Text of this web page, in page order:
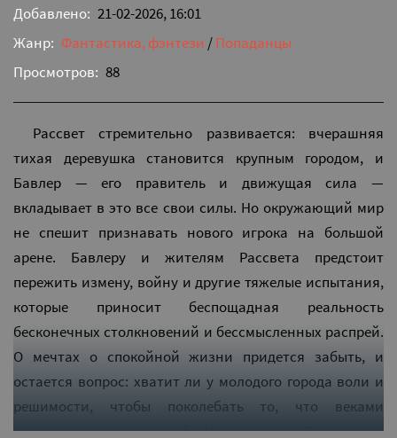
Добавлено: 21-02-2026, 16:01
Жанр: Фантастика, фэнтези /Попаданцы
Просмотров: 88
Рассвет стремительно развивается: вчерашняя
тихая деревушка становится крупным городом, и
Бавлер — его правитель и движущая сила —
вкладывает в это все свои силы. Но окружающий мир
не спешит признавать нового игрока на большой
арене. Бавлеру и жителям Рассвета предстоит
пережить измену, войну и другие тяжелые испытания,
которые приносит беспощадная реальность
бесконечных столкновений и бессмысленных распрей.
О мечтах о спокойной жизни придется забыть, и
остается вопрос: хватит ли у молодого города воли и
решимости, чтобы поколебать то, что веками
считалось неизменным? На стороне Бавлера и